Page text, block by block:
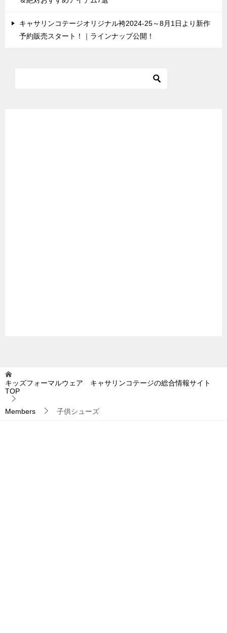
キャサリンコテージオリジナル袴2024-25～8月1日より新作
予約販売スタート！｜ラインナップ公開！
キッズフォーマルウェア キャサリンコテージの総合情報サイト
TOP
Members 子供シューズ